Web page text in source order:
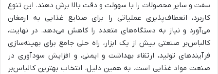
سفت و سایر محصولات را با سهولت و دقت بالا برش دهند. این تنوع
کاربرد، انعطاف‌پذیری عملیاتی را برای صنایع غذایی به ارمغان
می‌آورد و نیاز به دستگاه‌های متعدد را کاهش می‌دهد. در نهایت،
کالباس‌بر صنعتی بیش از یک ابزار، راه حلی جامع برای بهینه‌سازی
فرآیندهای تولید، ارتقاء بهداشت و ایمنی، و افزایش سودآوری در
صنعت مواد غذایی است. به همین دلیل، انتخاب بهترین کالباس‌بر